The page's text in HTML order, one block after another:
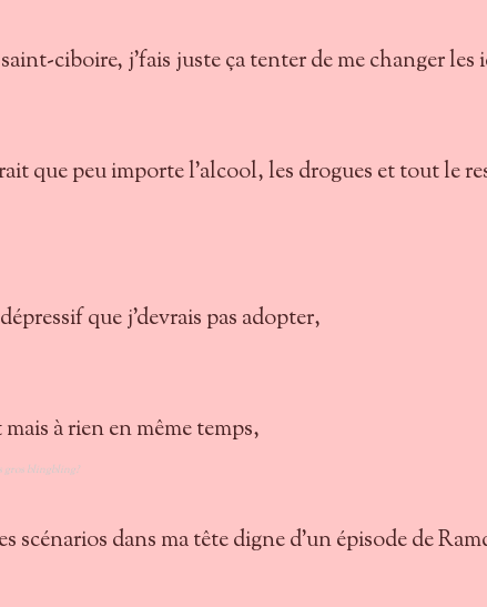
ciboire, j'fais juste ça tenter de me changer les
que peu importe l'alcool, les drogues et tout le
que j'devrais pas adopter,
à rien en même temps,
blingbling?
scénarios dans ma tête digne d'un épisode de